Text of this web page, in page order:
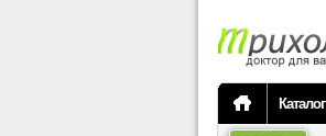
Каталог